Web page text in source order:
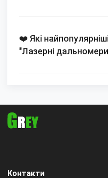
❤️ Які
"Лазерні
Контакти